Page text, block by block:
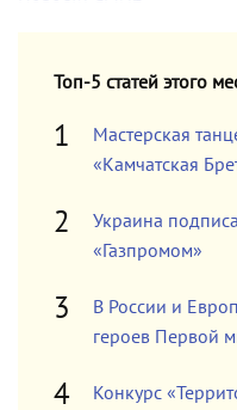
Топ-5 статей этого
Мастерская
«Камчатская
Украина
«Газпромом»
В России и
героев Первой
Конкурс